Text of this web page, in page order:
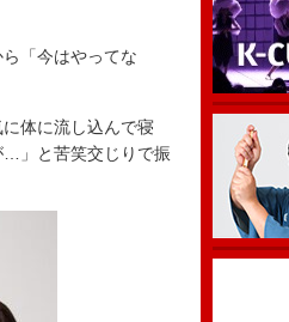
「今はやってな
体に流し込んで寝
…」と苦笑交じりで振